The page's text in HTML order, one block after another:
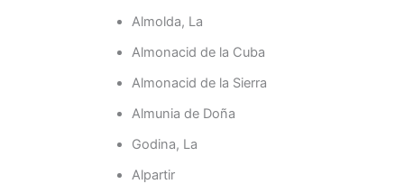
Almolda, La
Almonacid de la Cuba
Almonacid de la Sierra
Almunia de Doña
Godina, La
Alpartir